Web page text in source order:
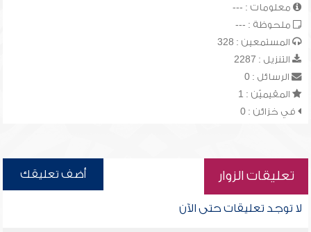
معلومات : ---
ملحوظة : ---
المستمعين : 328
التنزيل : 2287
الرسائل : 0
المقيميّن : 1
في خزائن : 0
تعليقات الزوار أضف تعليقك
لا توجد تعليقات حتى الآن